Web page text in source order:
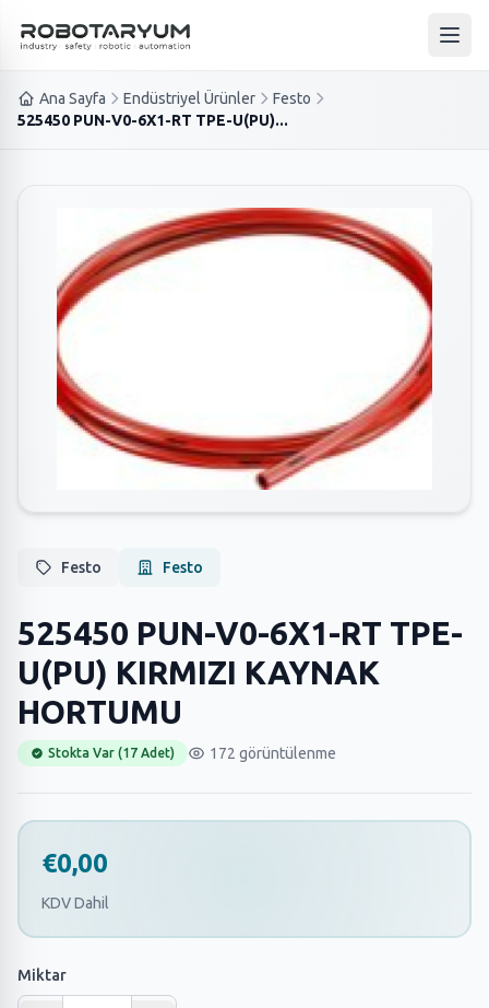
Ana içeriğe geç
Ana
Ana Sayfa Endüstriyel Ürünler
Festo
525450 PUN-V0-6X1-RT TPE-U(PU)...
Festo Festo
525450 PUN-V0-6X1-RT TPE-
U(PU) KIRMIZI KAYNAK
HORTUMU
Stokta Var (17 Adet) 172 görüntülenme
€0,00
KDV Dahil
Miktar